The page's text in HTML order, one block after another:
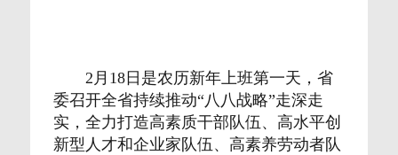
2月18日是农历新年上班第一天，省
委召开全省持续推动“八八战略”走深走
实，全力打造高素质干部队伍、高水平创
新型人才和企业家队伍、高素养劳动者队